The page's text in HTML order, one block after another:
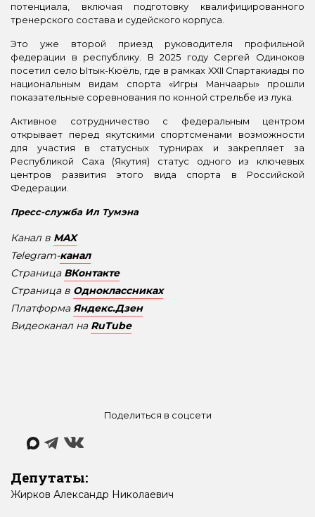
потенциала, включая подготовку квалифицированного
тренерского состава и судейского корпуса.
Это уже второй приезд руководителя профильной
федерации в республику. В 2025 году Сергей Одиноков
посетил село Ытык-Кюёль, где в рамках XXII Спартакиады по
национальным видам спорта «Игры Манчаары» прошли
показательные соревнования по конной стрельбе из лука.
Активное сотрудничество с федеральным центром
открывает перед якутскими спортсменами возможности
для участия в статусных турнирах и закрепляет за
Республикой Саха (Якутия) статус одного из ключевых
центров развития этого вида спорта в Российской
Федерации.
Пресс-служба Ил Тумэна
Канал в MAX
Telegram-канал
Страница ВКонтакте
Страница в Одноклассниках
Платформа Яндекс.Дзен
Видеоканал на RuTube
Поделиться в соцсети
Депутаты:
Жирков Александр Николаевич